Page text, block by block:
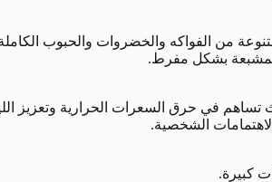
من الفواكه والخضروات والحبوب الكاملة
المشبعة بشكل مفرط.
في حرق السعرات الحرارية وتعزيز
الشخصية.
كبيرة.